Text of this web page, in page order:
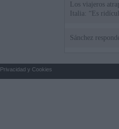
Los viajeros
Italia: “Es
Sánchez
Privacidad y Cookies